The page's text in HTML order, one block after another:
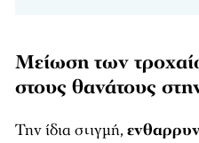
Μείωση των
στους θανάτους
Την ίδια στιγμή,